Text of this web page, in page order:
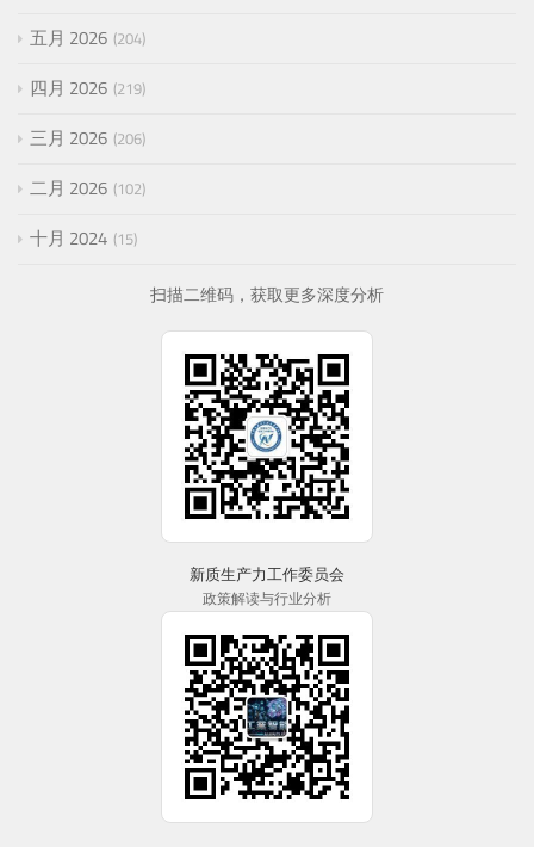
五月 2026 204
四月 2026 219
三月 2026 206
二月 2026 102
十月 2024 15
扫描二维码，获取更多深度分析
新质生产力工作委员会
政策解读与行业分析